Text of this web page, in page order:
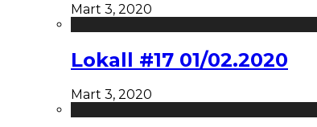
Mart 3, 2020
Lokall #17 01/02.2020
Mart 3, 2020